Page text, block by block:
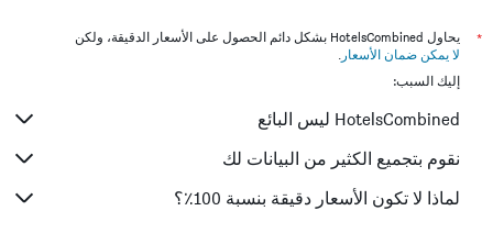
*
يحاول HotelsCombined بشكل دائم الحصول على الأسعار الدقيقة، ولكن
لا يمكن ضمان الأسعار .
إليك السبب:
HotelsCombined ليس البائع
نقوم بتجميع الكثير من البيانات لك
لماذا لا تكون الأسعار دقيقة بنسبة 100٪؟